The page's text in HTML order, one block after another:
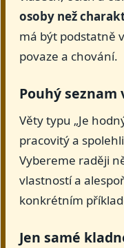
osoby než
má být podstatně
povaze a chování.
Pouhý
Věty typu „Je
pracovitý a
Vybereme raději
vlastností a
konkrétním
Jen samé